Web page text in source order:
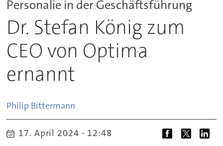
Personalie in der Geschäftsführung
Dr. Stefan König zum
CEO von Optima
ernannt
Philip Bittermann
17. April 2024 - 12:48